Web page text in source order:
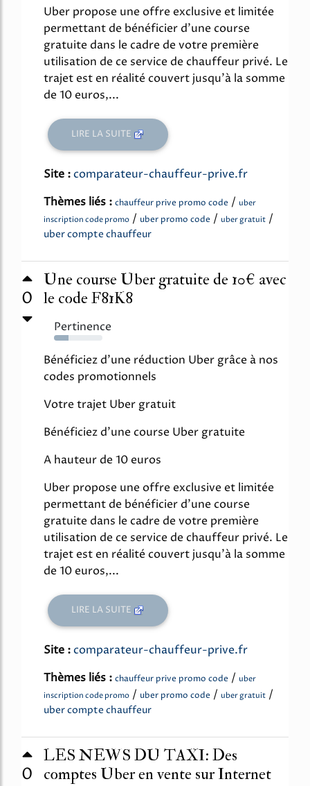
Uber propose une offre exclusive et limitée
permettant de bénéficier d'une course
gratuite dans le cadre de votre première
utilisation de ce service de chauffeur privé. Le
trajet est en réalité couvert jusqu'à la somme
de 10 euros,...
LIRE LA SUITE
Site :comparateur-chauffeur-prive.fr
Thèmes liés : chauffeur prive promo code / uber
inscription code promo / uber promo code / uber gratuit /
uber compte chauffeur
0
Une course Uber gratuite de 10€ avec
le code F81K8
Pertinence
30%
Bénéficiez d'une réduction Uber grâce à nos
codes promotionnels
Votre trajet Uber gratuit
Bénéficiez d'une course Uber gratuite
A hauteur de 10 euros
Uber propose une offre exclusive et limitée
permettant de bénéficier d'une course
gratuite dans le cadre de votre première
utilisation de ce service de chauffeur privé. Le
trajet est en réalité couvert jusqu'à la somme
de 10 euros,...
LIRE LA SUITE
Site :comparateur-chauffeur-prive.fr
Thèmes liés : chauffeur prive promo code / uber
inscription code promo / uber promo code / uber gratuit /
uber compte chauffeur
0
LES NEWS DU TAXI: Des
comptes Uber en vente sur Internet